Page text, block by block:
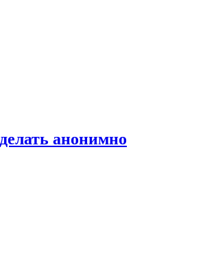
анонимно